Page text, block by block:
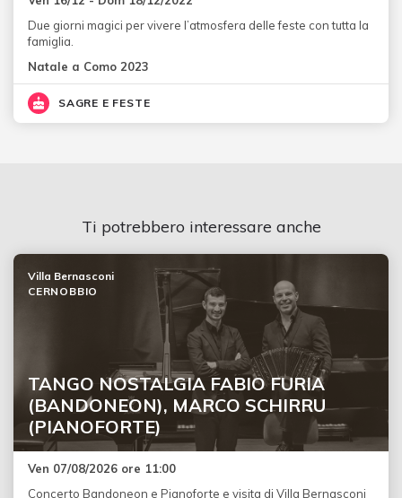
Due giorni magici per vivere l’atmosfera delle feste con tutta la
famiglia.
Natale a Como 2023
SAGRE E FESTE
Ti potrebbero interessare anche
TANGO NOSTALGIA FABIO FURIA
(BANDONEON), MARCO SCHIRRU
(PIANOFORTE)
Villa Bernasconi
CERNOBBIO
Ven 07/08/2026 ore 11:00
Concerto Bandoneon e Pianoforte e visita di Villa Bernasconi